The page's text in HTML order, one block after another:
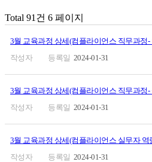
Total 91건 6 페이지
3월 교육과정 상세(컴플라이언스 직무과정
2024-01-31
2024-01-31
3월 교육과정 상세(컴플라이언스 실무자 역
2024-01-31